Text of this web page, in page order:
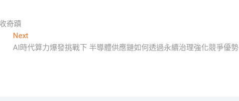
奇蹟
NextNext
post:
AI時代算力爆發挑戰下 半導體供應鏈如何透過永續治理強化競爭優勢